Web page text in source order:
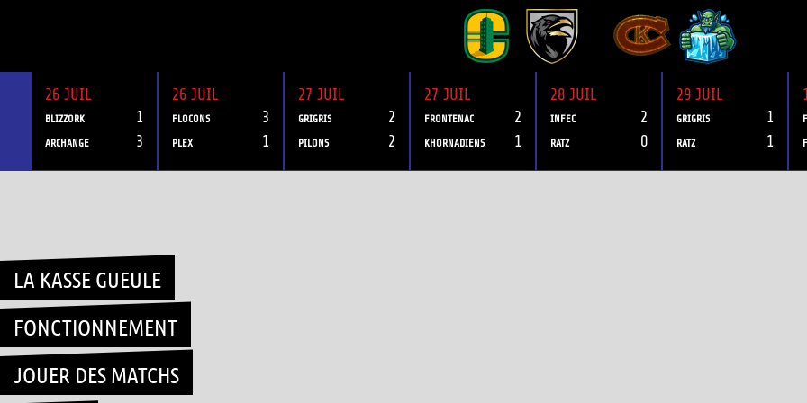
26 JUIL
BLIZZORK 1
ARCHANGE 3
26 JUIL
FLOCONS 3
PLEX 1
27 JUIL
GRIGRIS 2
PILONS 2
27 JUIL
FRONTENAC 2
KHORNADIENS 1
28 JUIL
INFEC 2
RATZ 0
29 JUIL
GRIGRIS 1
RATZ 1
LA KASSE GUEULE
FONCTIONNEMENT
JOUER DES MATCHS